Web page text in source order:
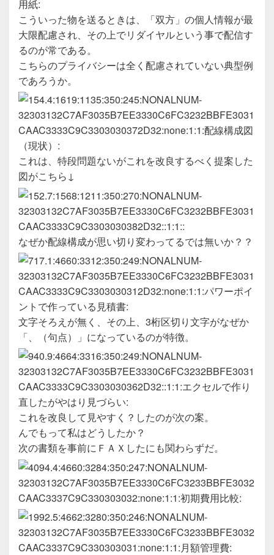
こういった物を送るときは、「双方」の個人情報が最
大限配慮され、その上でリダイヤルという事で配信す
るのが常である。
こちらのプライバシーは全く配慮されていない典型例
であろうか。
これは、特段問題ないがこれを改良するべく提案した
図がこちら↓
なぜか配線構成が思い切り変わってるでは無いか？？
文字そろえが無く、その上、3桁区切り文字がなぜか
「、（句点）」になっているのが特徴。
これを改良して見やすく？したのが次の案。
んでもって私はどうしたか？
次の書類を事前にＦＡＸしたにも関わらずだ。